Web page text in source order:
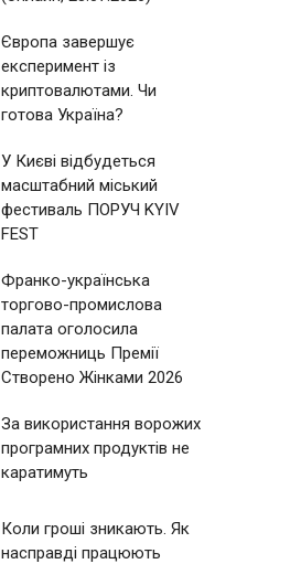
Європа завершує
експеримент із
криптовалютами. Чи
готова Україна?
У Києві відбудеться
масштабний міський
фестиваль ПОРУЧ KYIV
FEST
Франко-українська
торгово-промислова
палата оголосила
переможниць Премії
Створено Жінками 2026
За використання ворожих
програмних продуктів не
каратимуть
Коли гроші зникають. Як
насправді працюють